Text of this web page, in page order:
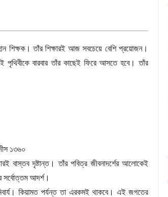
শিক্ষক। তাঁর শিক্ষারই আজ সবচেয়ে বেশি প্রয়োজন।
বারবার তাঁর কাছেই ফিরে আসতে হবে। তাঁর
১৩৬০
বাস্তব দৃষ্টান্ত। তাঁর পবিত্র জীবনাদর্শের আলোকেই
সর্বোত্তম আদর্শ।
কিয়ামত পর্যন্ত তা এরকমই থাকবে। এই জগতের